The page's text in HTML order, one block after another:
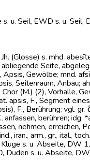
s. u. Seil, EWD s. u.
(Glosse) s. mhd.
Seite,
Apsis, Gewölbe; mnd.
Seitenraum, Anbau;
Chor (M.) (2), Vorhalle,
apsis, F., Segment
F., Berührung; vgl.
anfassen, berühren; idg.
nehmen, erreichen,
iran., arm., gr., ital.,
s. u. Abseite, DW
Duden s. u. Abseite,